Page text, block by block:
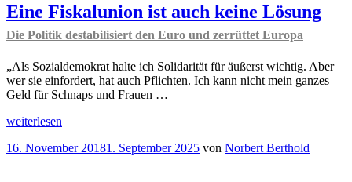
Bundesstaatsgründung
von
1848“
Eine Fiskalunion ist auch keine Lösung
Die Politik destabilisiert den Euro und zerrüttet Europa
„Als Sozialdemokrat halte ich Solidarität für äußerst wichtig. Aber
wer sie einfordert, hat auch Pflichten. Ich kann nicht mein ganzes
Geld für Schnaps und Frauen …
„Eine
ist
weiterlesen
Veröffentlicht
16. November 20181. September 2025 von Norbert Berthold